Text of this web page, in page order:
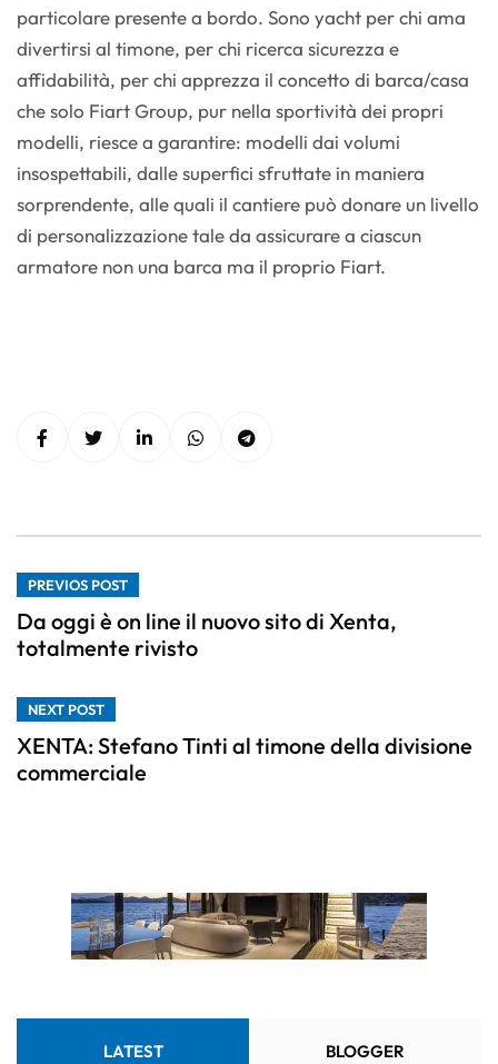
particolare presente a bordo. Sono yacht per chi ama
divertirsi al timone, per chi ricerca sicurezza e
affidabilità, per chi apprezza il concetto di barca/casa
che solo Fiart Group, pur nella sportività dei propri
modelli, riesce a garantire: modelli dai volumi
insospettabili, dalle superfici sfruttate in maniera
sorprendente, alle quali il cantiere può donare un livello
di personalizzazione tale da assicurare a ciascun
armatore non una barca ma il proprio Fiart.
PREVIOS POST
Da oggi è on line il nuovo sito di Xenta,
totalmente rivisto
NEXT POST
XENTA: Stefano Tinti al timone della divisione
commerciale
LATEST BLOGGER